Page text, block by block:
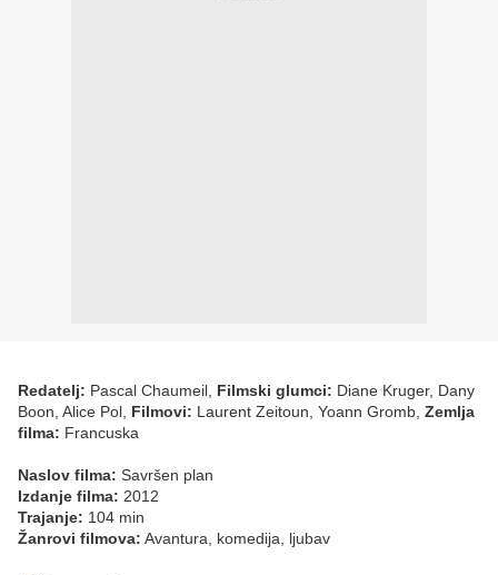
Redatelj: Pascal Chaumeil, Filmski glumci: Diane Kruger, Dany
Boon, Alice Pol, Filmovi: Laurent Zeitoun, Yoann Gromb, Zemlja
filma: Francuska
Naslov filma: Savršen plan
Izdanje filma: 2012
Trajanje: 104 min
Žanrovi filmova: Avantura, komedija, ljubav